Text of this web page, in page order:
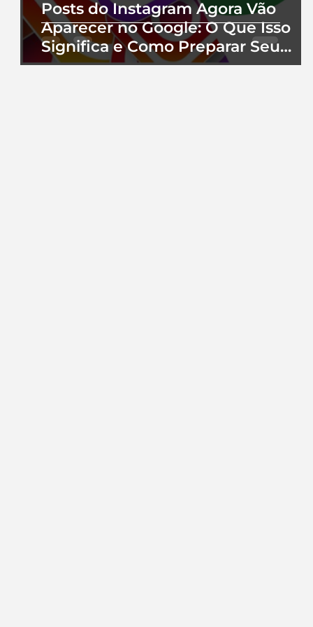
Posts do Instagram Agora Vão
Aparecer no Google: O Que Isso
Significa e Como Preparar Seu
Perfil